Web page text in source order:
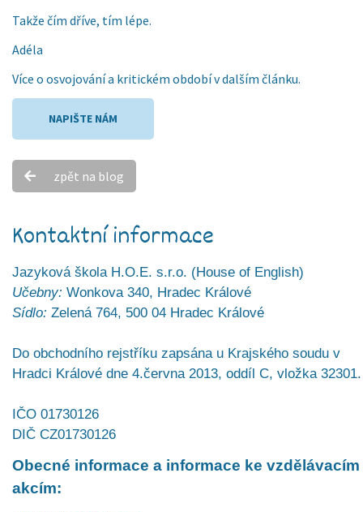
Takže čím dříve, tím lépe.
Adéla
Více o osvojování a kritickém období v dalším článku.
NAPIŠTE NÁM
zpět na blog
Kontaktní informace
Jazyková škola H.O.E. s.r.o. (House of English)
Učebny: Wonkova 340, Hradec Králové
Sídlo: Zelená 764, 500 04 Hradec Králové
Do obchodního rejstříku zapsána u Krajského soudu v
Hradci Králové dne 4.června 2013, oddíl C, vložka 32301.
IČO 01730126
DIČ CZ01730126
Obecné informace a informace ke vzdělávacím
akcím: